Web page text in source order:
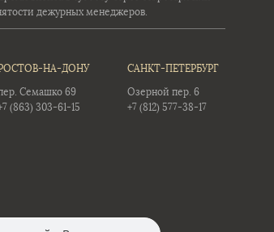
дежурных менеджеров.
НА-ДОНУ
Семашко 69
(863) 303-61-15
САНКТ-ПЕТЕРБУРГ
Озерной пер. 6
+7 (812) 577-38-17